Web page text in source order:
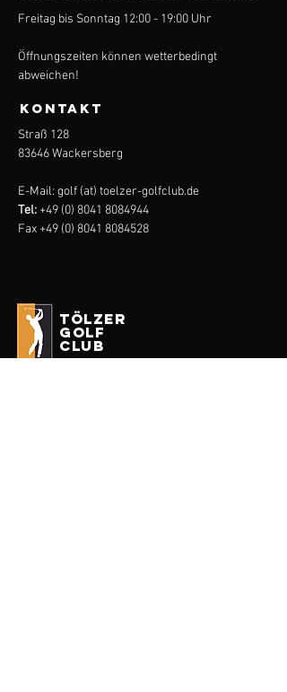
Freitag bis Sonntag 12:00 - 19:00 Uhr
Öffnungszeiten können wetterbedingt
abweichen!
KONTAKT
Straß 128
83646 Wackersberg
E-Mail: golf (at) toelzer-golfclub.de
Tel: +49 (0) 8041 8084944
Fax +49 (0) 8041 8084528
tölzer
golf
club